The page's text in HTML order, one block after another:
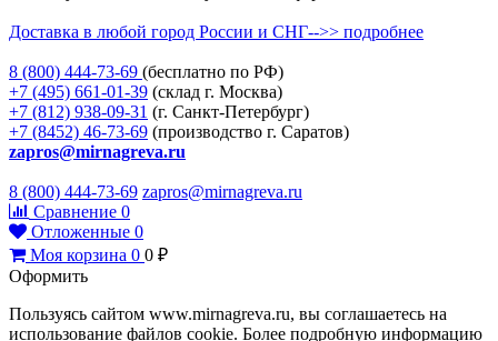
Доставка в любой город России и СНГ-->> подробнее
8 (800) 444-73-69 (бесплатно по РФ)
+7 (495) 661-01-39 (склад г. Москва)
+7 (812) 938-09-31 (г. Санкт-Петербург)
+7 (8452) 46-73-69 (производство г. Саратов)
zapros@mirnagreva.ru
8 (800) 444-73-69 zapros@mirnagreva.ru
Сравнение 0
Отложенные 0
Моя корзина 0 0 ₽
Оформить
Пользуясь сайтом www.mirnagreva.ru, вы соглашаетесь на
использование файлов cookie. Более подробную информацию